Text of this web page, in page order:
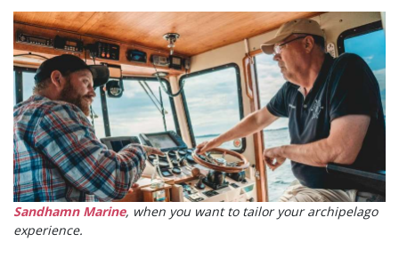
Sandhamn Marine, when you want to tailor your archipelago
experience.